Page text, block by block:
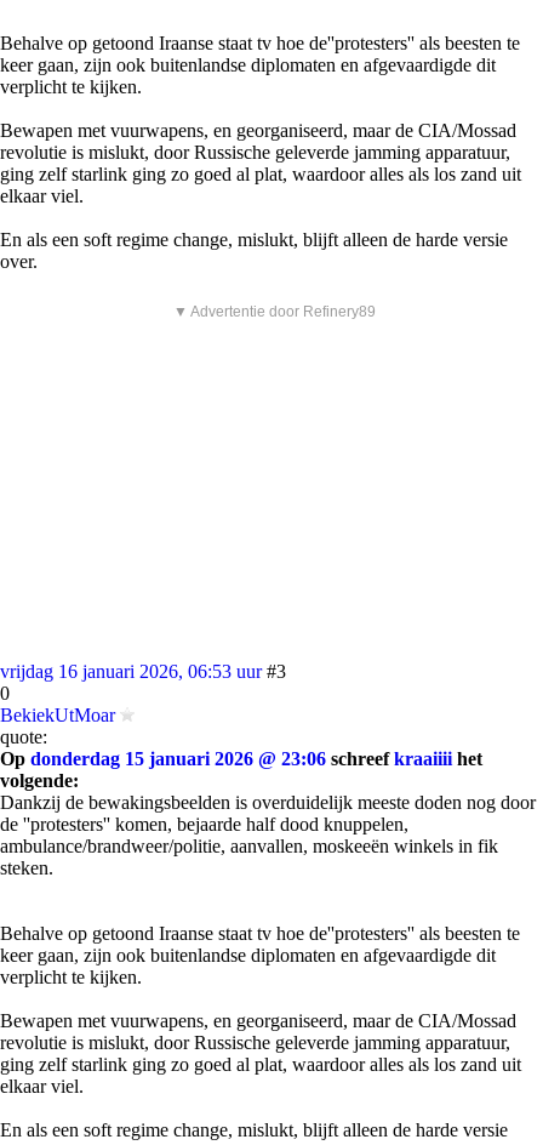
Behalve op getoond Iraanse staat tv hoe de''protesters'' als beesten te
keer gaan, zijn ook buitenlandse diplomaten en afgevaardigde dit
verplicht te kijken.
Bewapen met vuurwapens, en georganiseerd, maar de CIA/Mossad
revolutie is mislukt, door Russische geleverde jamming apparatuur,
ging zelf starlink ging zo goed al plat, waardoor alles als los zand uit
elkaar viel.
En als een soft regime change, mislukt, blijft alleen de harde versie
over.
▼ Advertentie door Refinery89
vrijdag 16 januari 2026, 06:53 uur #3
0
BekiekUtMoar
quote:
Op donderdag 15 januari 2026 @ 23:06 schreefkraaiiii het
volgende:
Dankzij de bewakingsbeelden is overduidelijk meeste doden nog door
de ''protesters'' komen, bejaarde half dood knuppelen,
ambulance/brandweer/politie, aanvallen, moskeeën winkels in fik
steken.
Behalve op getoond Iraanse staat tv hoe de''protesters'' als beesten te
keer gaan, zijn ook buitenlandse diplomaten en afgevaardigde dit
verplicht te kijken.
Bewapen met vuurwapens, en georganiseerd, maar de CIA/Mossad
revolutie is mislukt, door Russische geleverde jamming apparatuur,
ging zelf starlink ging zo goed al plat, waardoor alles als los zand uit
elkaar viel.
En als een soft regime change, mislukt, blijft alleen de harde versie